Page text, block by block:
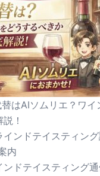
はAIソムリエ？ワイ
！
ンドテイスティン
内
ンドテイスティング